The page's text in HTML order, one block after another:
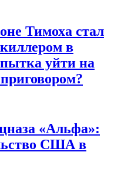
Тимоха стал
в
уйти на
«Альфа»:
США в